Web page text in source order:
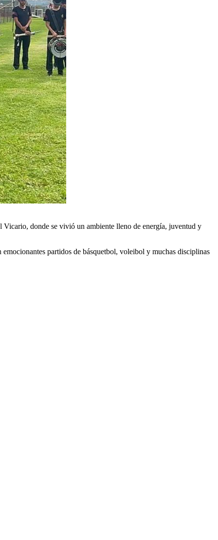
donde se vivió un ambiente lleno de energía, juventud y
partidos de básquetbol, voleibol y muchas disciplinas